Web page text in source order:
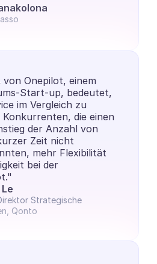
Onepilot, einem
Start-up, bedeutet,
im Vergleich zu
die einen
der Anzahl von
Zeit nicht
mehr Flexibilität
bei der
Strategische
Qonto